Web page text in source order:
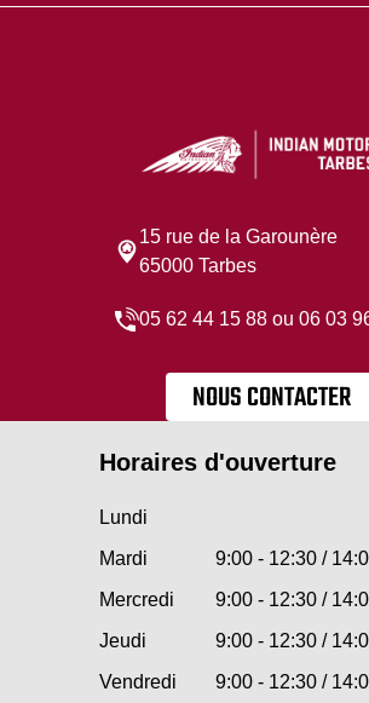
15 rue de la Garounère
65000 Tarbes
05 62 44 15 88 ou 06 03
NOUS CONTACTER
Horaires d'ouverture
Lundi
Mardi
9:00 - 12:30 /
Mercredi
9:00 - 12:30 /
Jeudi
9:00 - 12:30 /
Vendredi
9:00 - 12:30 /